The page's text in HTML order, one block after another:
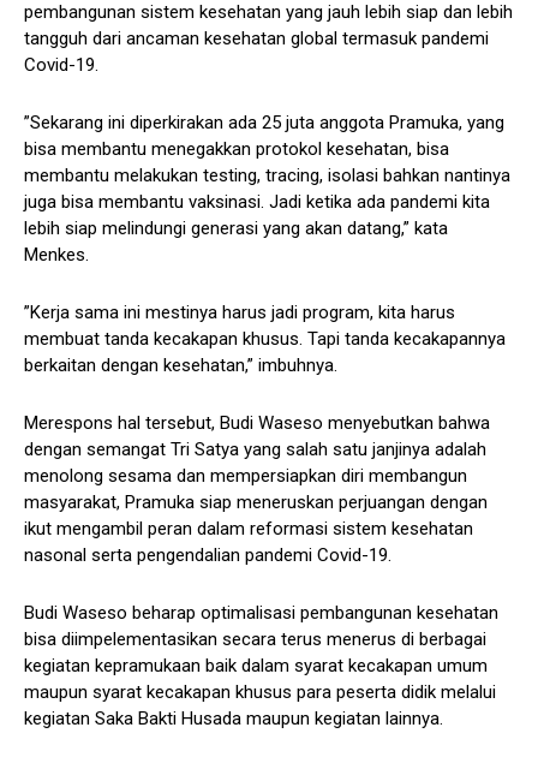
pembangunan sistem kesehatan yang jauh lebih siap dan lebih
tangguh dari ancaman kesehatan global termasuk pandemi
Covid-19.
”Sekarang ini diperkirakan ada 25 juta anggota Pramuka, yang
bisa membantu menegakkan protokol kesehatan, bisa
membantu melakukan testing, tracing, isolasi bahkan nantinya
juga bisa membantu vaksinasi. Jadi ketika ada pandemi kita
lebih siap melindungi generasi yang akan datang,” kata
Menkes.
”Kerja sama ini mestinya harus jadi program, kita harus
membuat tanda kecakapan khusus. Tapi tanda kecakapannya
berkaitan dengan kesehatan,” imbuhnya.
Merespons hal tersebut, Budi Waseso menyebutkan bahwa
dengan semangat Tri Satya yang salah satu janjinya adalah
menolong sesama dan mempersiapkan diri membangun
masyarakat, Pramuka siap meneruskan perjuangan dengan
ikut mengambil peran dalam reformasi sistem kesehatan
nasonal serta pengendalian pandemi Covid-19.
Budi Waseso beharap optimalisasi pembangunan kesehatan
bisa diimpelementasikan secara terus menerus di berbagai
kegiatan kepramukaan baik dalam syarat kecakapan umum
maupun syarat kecakapan khusus para peserta didik melalui
kegiatan Saka Bakti Husada maupun kegiatan lainnya.